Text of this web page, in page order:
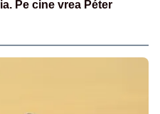
Pe cine vrea Péter